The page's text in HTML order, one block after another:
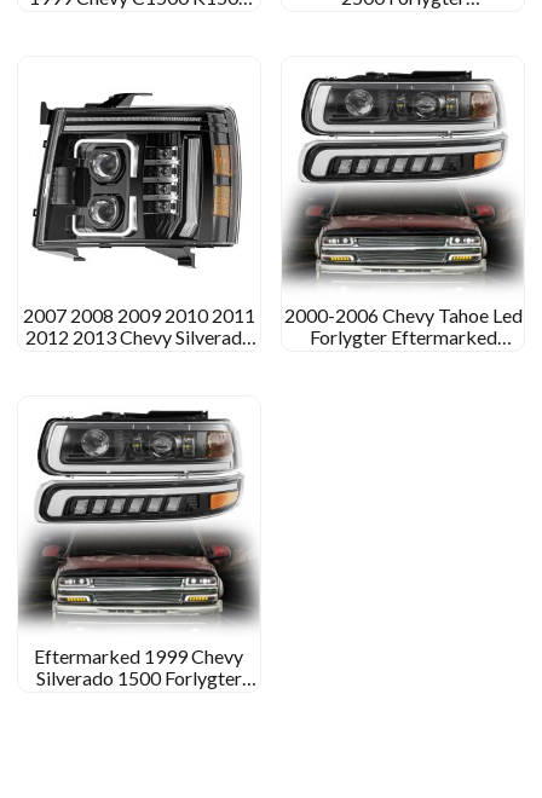
2007 2008 2009 2010 2011
2012 2013 Chevy Silverado
2000-2006 Chevy Tahoe Led
Forlygter Eftermarked
Eftermarked 1999 Chevy
Silverado 1500 Forlygter